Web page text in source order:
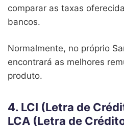
comparar as taxas
bancos.
Normalmente, no próprio
encontrará as melhores
produto.
4. LCI (Letra de
LCA (Letra de